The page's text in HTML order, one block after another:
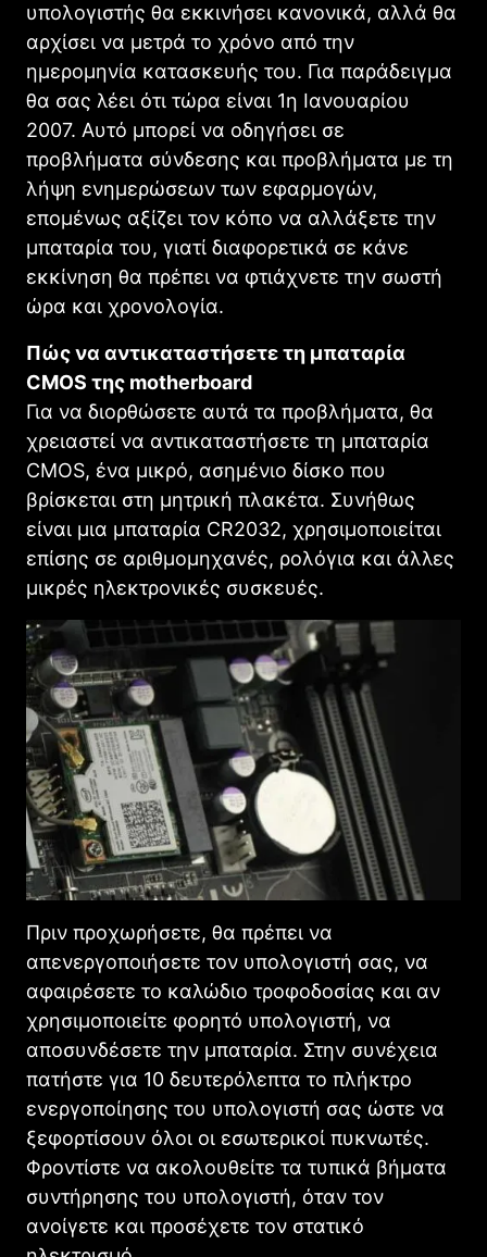
υπολογιστής θα εκκινήσει κανονικά, αλλά θα
αρχίσει να μετρά το χρόνο από την
ημερομηνία κατασκευής του. Για παράδειγμα
θα σας λέει ότι τώρα είναι 1η Ιανουαρίου
2007. Αυτό μπορεί να οδηγήσει σε
προβλήματα σύνδεσης και προβλήματα με τη
λήψη ενημερώσεων των εφαρμογών,
επομένως αξίζει τον κόπο να αλλάξετε την
μπαταρία του, γιατί διαφορετικά σε κάνε
εκκίνηση θα πρέπει να φτιάχνετε την σωστή
ώρα και χρονολογία.
Πώς να αντικαταστήσετε τη μπαταρία
CMOS της motherboard
Για να διορθώσετε αυτά τα προβλήματα, θα
χρειαστεί να αντικαταστήσετε τη μπαταρία
CMOS, ένα μικρό, ασημένιο δίσκο που
βρίσκεται στη μητρική πλακέτα. Συνήθως
είναι μια μπαταρία CR2032, χρησιμοποιείται
επίσης σε αριθμομηχανές, ρολόγια και άλλες
μικρές ηλεκτρονικές συσκευές.
Πριν προχωρήσετε, θα πρέπει να
απενεργοποιήσετε τον υπολογιστή σας, να
αφαιρέσετε το καλώδιο τροφοδοσίας και αν
χρησιμοποιείτε φορητό υπολογιστή, να
αποσυνδέσετε την μπαταρία. Στην συνέχεια
πατήστε για 10 δευτερόλεπτα το πλήκτρο
ενεργοποίησης του υπολογιστή σας ώστε να
ξεφορτίσουν όλοι οι εσωτερικοί πυκνωτές.
Φροντίστε να ακολουθείτε τα τυπικά βήματα
συντήρησης του υπολογιστή, όταν τον
ανοίγετε και προσέχετε τον στατικό